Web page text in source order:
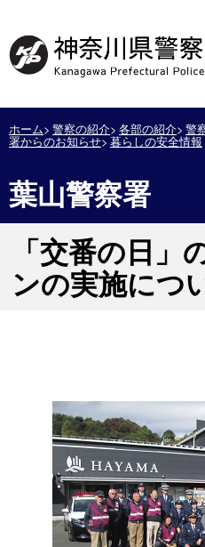
ホーム 警察の紹介 各部の紹介 警
署からのお知らせ 暮らしの安全情報
葉山警察署
「交番の日」
ンの実施につ